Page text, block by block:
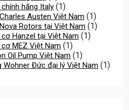
hãng Italy (1)
Austen Việt Nam (1)
Rotors tại Việt Nam (1)
Hanzel tại Việt Nam (1)
MEZ Việt Nam (1)
Oil Pump Việt Nam (1)
Đức đại lý Việt Nam (1)